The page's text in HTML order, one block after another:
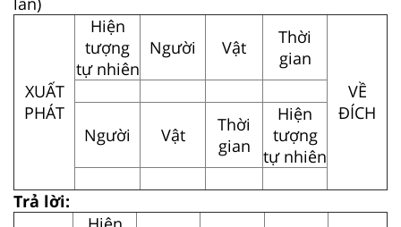
XUẤT
PHÁT
Hiện
tượng
tự nhiên
Người Vật
Thời
gian
VỀ
ĐÍCH
Người
Vật
Thời
gian
Hiện
tượng
tự nhiên
Trả lời: